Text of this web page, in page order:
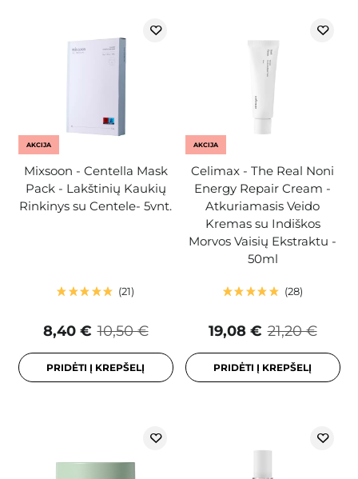
AKCIJA
Mixsoon - Centella Mask
Pack - Lakštinių Kaukių
Rinkinys su Centele- 5vnt.
21
10,50 €
8,40 €
PRIDĖTI Į KREPŠELĮ
AKCIJA
Celimax - The Real Noni
Energy Repair Cream -
Atkuriamasis Veido
Kremas su Indiškos
Morvos Vaisių Ekstraktu -
50ml
28
21,20 €
19,08 €
PRIDĖTI Į KREPŠELĮ